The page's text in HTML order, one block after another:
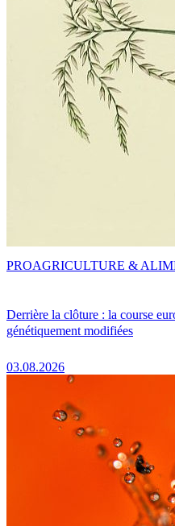
Derrière la clôture : la course
génétiquement modifiées
03.08.2026
PROAGRICULTURE &